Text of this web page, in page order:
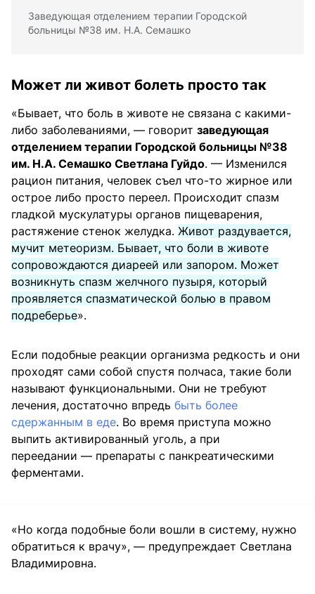
Заведующая отделением терапии Городской
больницы №38 им. Н.А. Семашко
Может ли живот болеть просто так
«Бывает, что боль в животе не связана с какими-
либо заболеваниями, — говорит заведующая
отделением терапии Городской больницы №38
им. Н.А. Семашко Светлана Гуйдо. — Изменился
рацион питания, человек съел что-то жирное или
острое либо просто переел. Происходит спазм
гладкой мускулатуры органов пищеварения,
растяжение стенок желудка. Живот раздувается,
мучит метеоризм. Бывает, что боли в животе
сопровождаются диареей или запором. Может
возникнуть спазм желчного пузыря, который
проявляется спазматической болью в правом
подреберье».
Если подобные реакции организма редкость и они
проходят сами собой спустя полчаса, такие боли
называют функциональными. Они не требуют
лечения, достаточно впредь быть более
сдержанным в еде. Во время приступа можно
выпить активированный уголь, а при
переедании — препараты с панкреатическими
ферментами.
«Но когда подобные боли вошли в систему, нужно
обратиться к врачу», — предупреждает Светлана
Владимировна.